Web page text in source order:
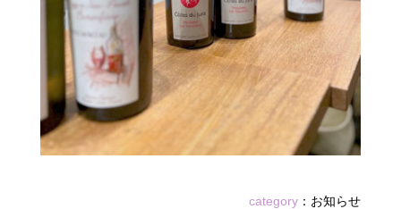
category ： お知らせ